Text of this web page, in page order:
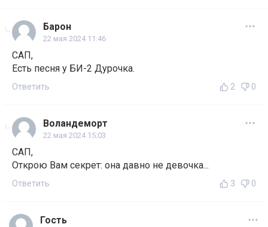
Барон
22 мая 2024 11:46
САП,
Есть песня у БИ-2 Дурочка.
Ответить 2 0
Воландеморт
22 мая 2024 15:03
САП,
Открою Вам секрет: она давно не девочка...
Ответить 3 0
Гость